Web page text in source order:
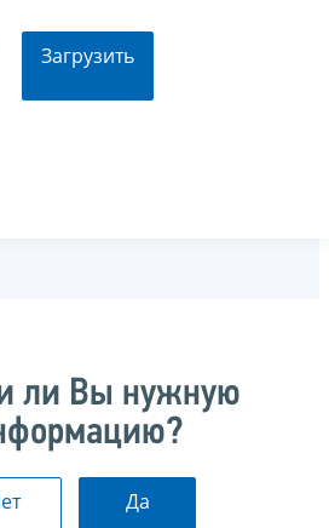
Загрузить
ли Вы нужную
Да